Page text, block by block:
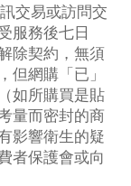
交易或訪問交
服務後七日
除契約，無須
但網購「已」
如所購買是貼
量而密封的商
影響衛生的疑
者保護會或向